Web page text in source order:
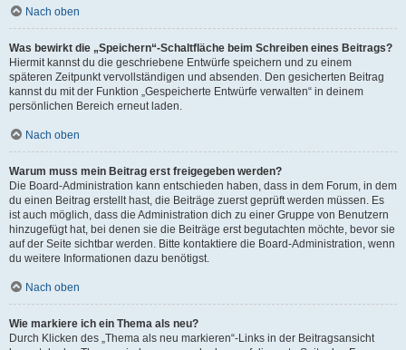
Nach oben
Was bewirkt die „Speichern“-Schaltfläche beim Schreiben eines Beitrags?
Hiermit kannst du die geschriebene Entwürfe speichern und zu einem
späteren Zeitpunkt vervollständigen und absenden. Den gesicherten Beitrag
kannst du mit der Funktion „Gespeicherte Entwürfe verwalten“ in deinem
persönlichen Bereich erneut laden.
Nach oben
Warum muss mein Beitrag erst freigegeben werden?
Die Board-Administration kann entschieden haben, dass in dem Forum, in dem
du einen Beitrag erstellt hast, die Beiträge zuerst geprüft werden müssen. Es
ist auch möglich, dass die Administration dich zu einer Gruppe von Benutzern
hinzugefügt hat, bei denen sie die Beiträge erst begutachten möchte, bevor sie
auf der Seite sichtbar werden. Bitte kontaktiere die Board-Administration, wenn
du weitere Informationen dazu benötigst.
Nach oben
Wie markiere ich ein Thema als neu?
Durch Klicken des „Thema als neu markieren“-Links in der Beitragsansicht